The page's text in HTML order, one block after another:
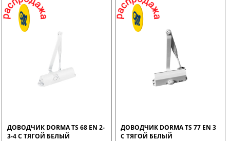
ДОВОДЧИК DORMA TS 68 EN 2-
3-4 С ТЯГОЙ БЕЛЫЙ
ДОВОДЧИК DORMA TS 77 EN 3
С ТЯГОЙ БЕЛЫЙ